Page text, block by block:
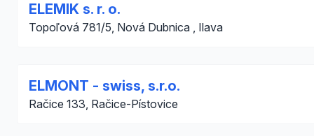
ELEMIK s. r. o.
Topoľová 781/5, Nová Dubnica , Ilava
ELMONT - swiss, s.r.o.
Račice 133, Račice-Pístovice